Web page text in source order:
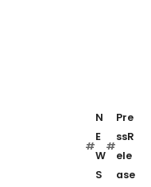
#
N
E
W
S
#
Pre
ssR
ele
ase